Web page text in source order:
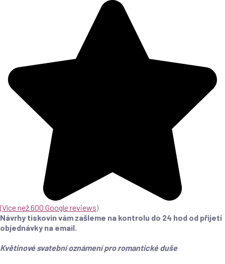
(Více než 600 Google reviews)
Návrhy tiskovin vám zašleme na kontrolu do 24 hod od přijetí
objednávky na email.
Květinové svatební oznámení pro romantické duše